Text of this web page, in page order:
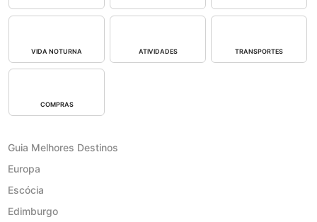
VIDA NOTURNA ATIVIDADES TRANSPORTES
COMPRAS
Guia Melhores Destinos
Europa
Escócia
Edimburgo